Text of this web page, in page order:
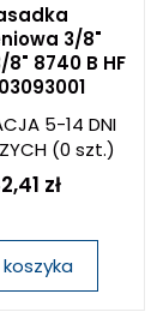
3/8"
8740 B HF
5-14 DNI
(0 szt.)
zł